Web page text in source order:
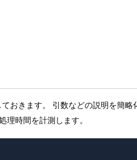
おきます。 引数などの説明を簡略
理時間を計測します。